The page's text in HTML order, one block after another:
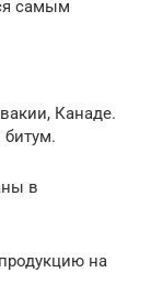
самым
Канаде.
в
на